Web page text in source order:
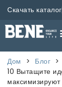
Скачать каталог
Дом > Блог >
10 Вытащите